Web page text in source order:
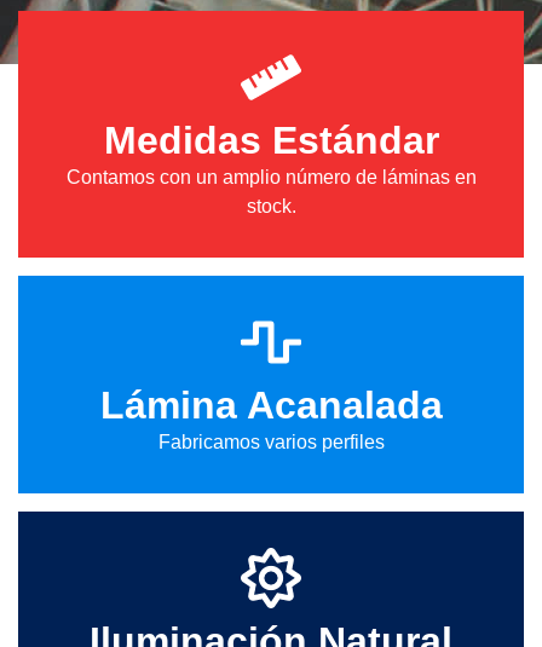
Medidas Estándar
Contamos con un amplio número de láminas en
stock.
Lámina Acanalada
Fabricamos varios perfiles